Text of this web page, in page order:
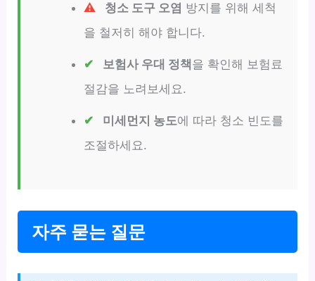
청소 도구 오염 방지를 위해 세척
을 철저히 해야 합니다.
보험사 우대 정책 을 확인해 보험료
절감을 노려보세요.
미세먼지 농도에 따라 청소 빈도를
조절하세요.
자주 묻는 질문